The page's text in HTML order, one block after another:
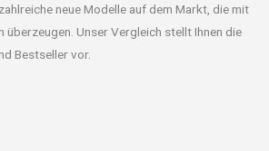
neue Modelle auf dem Markt, die mit
überzeugen. Unser Vergleich stellt Ihnen die
Bestseller vor.